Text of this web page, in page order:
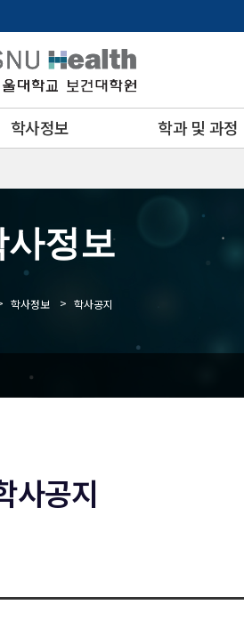
학사정보
학과 및 과정
사정보
학사정보 > 학사공지
사공지